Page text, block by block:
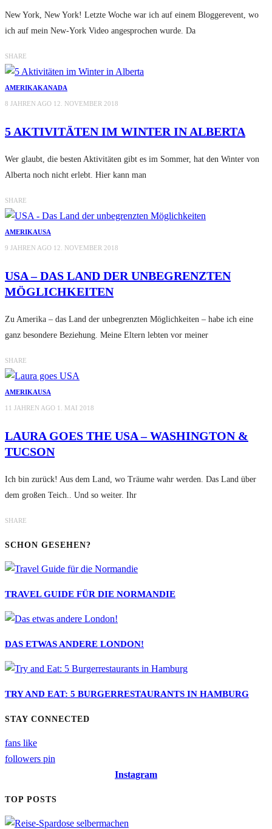
New York, New York! Letzte Woche war ich auf einem Bloggerevent, wo
ich auf mein New-York Video angesprochen wurde. Da
SHARE
AMERIKAKANADA
8 JAHREN AGO 12. NOVEMBER 2018
5 AKTIVITÄTEN IM WINTER IN ALBERTA
Wer glaubt, die besten Aktivitäten gibt es im Sommer, hat den Winter von
Alberta noch nicht erlebt. Hier kann man
SHARE
AMERIKAUSA
9 JAHREN AGO 12. NOVEMBER 2018
USA – DAS LAND DER UNBEGRENZTEN
MÖGLICHKEITEN
Zu Amerika – das Land der unbegrenzten Möglichkeiten – habe ich eine
ganz besondere Beziehung. Meine Eltern lebten vor meiner
SHARE
AMERIKAUSA
11 JAHREN AGO 1. MAI 2018
LAURA GOES THE USA – WASHINGTON &
TUCSON
Ich bin zurück! Aus dem Land, wo Träume wahr werden. Das Land über
dem großen Teich.. Und so weiter. Ihr
SHARE
SCHON GESEHEN?
TRAVEL GUIDE FÜR DIE NORMANDIE
DAS ETWAS ANDERE LONDON!
TRY AND EAT: 5 BURGERRESTAURANTS IN HAMBURG
STAY CONNECTED
fans like
followers pin
Instagram
TOP POSTS